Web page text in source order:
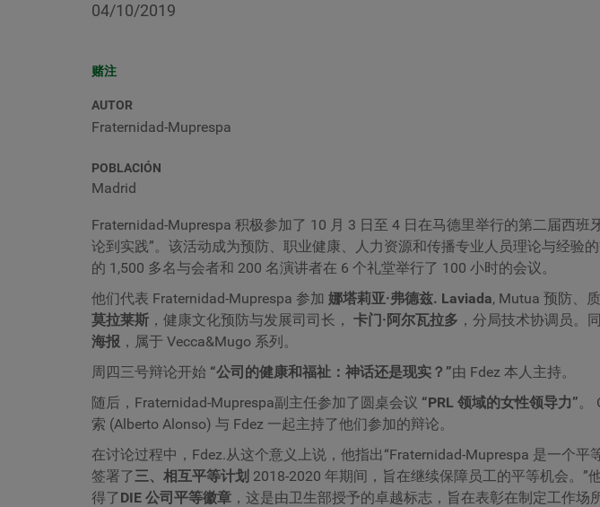
04/10/2019
赌注
AUTOR
Fraternidad-Muprespa
POBLACIÓN
Madrid
Fraternidad-Muprespa 积极参加了 10 月 3 日至 4 日在马德里举行的第二届西班
论到实践”。该活动成为预防、职业健康、人力资源和传播专业人员理论与经验
的 1,500 多名与会者和 200 名演讲者在 6 个礼堂举行了 100 小时的会议。
他们代表 Fraternidad-Muprespa 参加 娜塔莉亚·弗德兹. Laviada, Mutua 预防、
莫拉莱斯 ，健康文化预防与发展司司长， 卡门·阿尔瓦拉多 ，分局技术协调员。
海报 ，属于 Vecca&Mugo 系列。
周四三号辩论开始 “公司的健康和福祉：神话还是现实？”由 Fdez 本人主持。
随后，Fraternidad-Muprespa副主任参加了圆桌会议 “PRL 领域的女性领导力”。
索 (Alberto Alonso) 与 Fdez 一起主持了他们参加的辩论。
在讨论过程中，Fdez.从这个意义上说，他指出“Fraternidad-Muprespa 是一个平
签署了三、相互平等计划 2018-2020 年期间，旨在继续保障员工的平等机会。”
得了DIE 公司平等徽章 ，这是由卫生部授予的卓越标志，旨在表彰在制定工作场